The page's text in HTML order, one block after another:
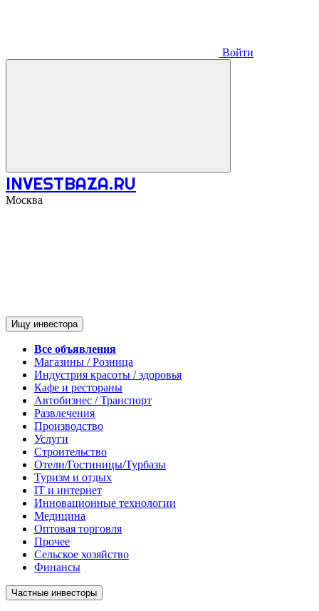
Войти
INVESTBAZA.RU
Москва
Ищу инвестора
Все объявления
Магазины / Розница
Индустрия красоты / здоровья
Кафе и рестораны
Автобизнес / Транспорт
Развлечения
Производство
Услуги
Строительство
Отели/Гостиницы/Турбазы
Туризм и отдых
IT и интернет
Инновационные технологии
Медицина
Оптовая торговля
Прочее
Сельское хозяйство
Финансы
Частные инвесторы